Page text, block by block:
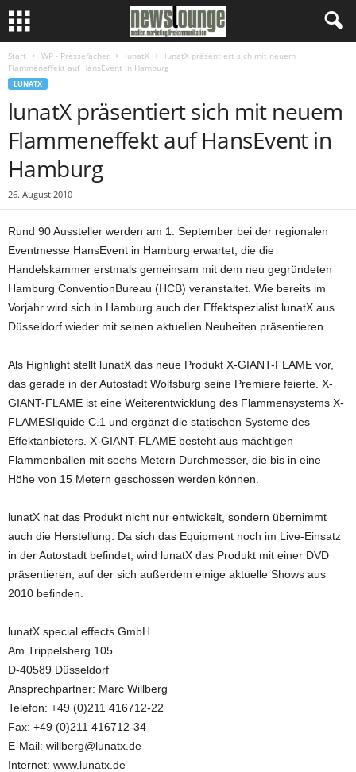
Start WP - Pressefächer lunatX
lunatX präsentiert sich mit neuem
Flammeneffekt auf HansEvent in Hamburg
LUNATX
lunatX präsentiert sich mit neuem
Flammeneffekt auf HansEvent in
Hamburg
26. August 2010
Rund 90 Aussteller werden am 1. September bei der regionalen
Eventmesse HansEvent in Hamburg erwartet, die die
Handelskammer erstmals gemeinsam mit dem neu gegründeten
Hamburg ConventionBureau (HCB) veranstaltet. Wie bereits im
Vorjahr wird sich in Hamburg auch der Effektspezialist lunatX aus
Düsseldorf wieder mit seinen aktuellen Neuheiten präsentieren.
Als Highlight stellt lunatX das neue Produkt X-GIANT-FLAME vor,
das gerade in der Autostadt Wolfsburg seine Premiere feierte. X-
GIANT-FLAME ist eine Weiterentwicklung des Flammensystems X-
FLAMESliquide C.1 und ergänzt die statischen Systeme des
Effektanbieters. X-GIANT-FLAME besteht aus mächtigen
Flammenbällen mit sechs Metern Durchmesser, die bis in eine
Höhe von 15 Metern geschossen werden können.
lunatX hat das Produkt nicht nur entwickelt, sondern übernimmt
auch die Herstellung. Da sich das Equipment noch im Live-Einsatz
in der Autostadt befindet, wird lunatX das Produkt mit einer DVD
präsentieren, auf der sich außerdem einige aktuelle Shows aus
2010 befinden.
lunatX special effects GmbH
Am Trippelsberg 105
D-40589 Düsseldorf
Ansprechpartner: Marc Willberg
Telefon: +49 (0)211 416712-22
Fax: +49 (0)211 416712-34
E-Mail: willberg@lunatx.de
Internet: www.lunatx.de